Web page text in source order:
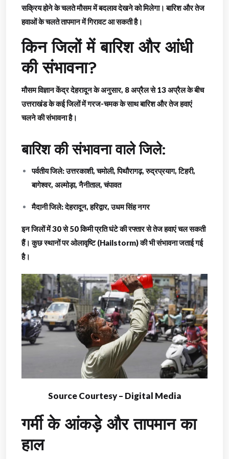
सक्रिय होने के चलते मौसम में बदलाव देखने को मिलेगा। बारिश और तेज
हवाओं के चलते तापमान में गिरावट आ सकती है।
किन जिलों में बारिश और आंधी
की संभावना?
मौसम विज्ञान केंद्र देहरादून के अनुसार, 8 अप्रैल से 13 अप्रैल के बीच
उत्तराखंड के कई जिलों में गरज-चमक के साथ बारिश और तेज हवाएं
चलने की संभावना है।
बारिश की संभावना वाले जिले:
पर्वतीय जिले: उत्तरकाशी, चमोली, पिथौरागढ़, रुद्रप्रयाग, टिहरी,
बागेश्वर, अल्मोड़ा, नैनीताल, चंपावत
मैदानी जिले: देहरादून, हरिद्वार, उधम सिंह नगर
इन जिलों में 30 से 50 किमी प्रति घंटे की रफ्तार से तेज हवाएं चल सकती
हैं। कुछ स्थानों पर ओलावृष्टि (Hailstorm) की भी संभावना जताई गई
है।
Source Courtesy – Digital Media
गर्मी के आंकड़े और तापमान का
हाल